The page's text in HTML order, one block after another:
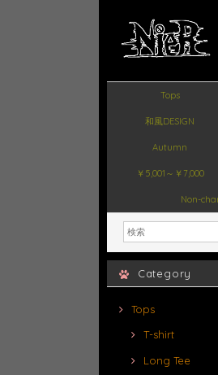
Tops
和風DESIGN
Autumn
￥5,001～￥7,000
Non-
Category
Tops
T-shirt
Long Tee